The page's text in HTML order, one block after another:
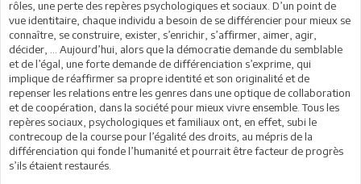
rôles, une perte des repères psychologiques et sociaux. D’un point de
vue identitaire, chaque individu a besoin de se différencier pour mieux se
connaître, se construire, exister, s’enrichir, s’affirmer, aimer, agir,
décider, … Aujourd’hui, alors que la démocratie demande du semblable
et de l’égal, une forte demande de différenciation s’exprime, qui
implique de réaffirmer sa propre identité et son originalité et de
repenser les relations entre les genres dans une optique de collaboration
et de coopération, dans la société pour mieux vivre ensemble. Tous les
repères sociaux, psychologiques et familiaux ont, en effet, subi le
contrecoup de la course pour l’égalité des droits, au mépris de la
différenciation qui fonde l’humanité et pourrait être facteur de progrès
s’ils étaient restaurés.